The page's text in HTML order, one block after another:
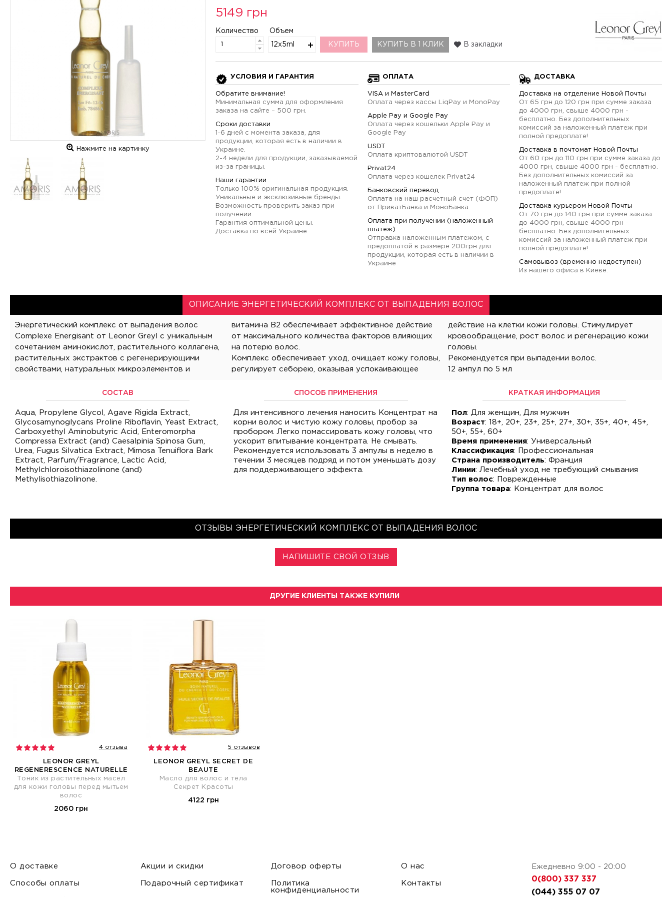
Нажмите на картинку
5149 грн
Количество Объем
12x5ml КУПИТЬ КУПИТЬ В 1 КЛИК В закладки
УСЛОВИЯ И ГАРАНТИЯ
Обратите внимание!
Минимальная сумма для оформления
заказа на сайте – 500 грн.
Сроки доставки
1-6 дней с момента заказа, для
продукции, которая есть в наличии в
Украине.
2-4 недели для продукции, заказываемой
из-за границы.
Наши гарантии
Только 100% оригинальная продукция.
Уникальные и эксклюзивные бренды.
Возможность проверить заказ при
получении.
Гарантия оптимальной цены.
Доставка по всей Украине.
ОПЛАТА
VISA и MasterCard
Оплата через кассы LiqPay и MonoPay
Apple Pay и Google Pay
Оплата через кошельки Apple Pay и
Google Pay
USDT
Оплата криптовалютой USDT
Privat24
Оплата через кошелек Privat24
Банковский перевод
Оплата на наш расчетный счет (ФОП)
от ПриватБанка и МоноБанка
Оплата при получении (наложенный
платеж)
Отправка наложенным платежом, с
предоплатой в размере 200грн для
продукции, которая есть в наличии в
Украине
ДОСТАВКА
Доставка на отделение Новой Почты
От 65 грн до 120 грн при сумме заказа
до 4000 грн, свыше 4000 грн -
бесплатно. Без дополнительных
комиссий за наложенный платеж при
полной предоплате!
Доставка в почтомат Новой Почты
От 60 грн до 110 грн при сумме заказа до
4000 грн, свыше 4000 грн - бесплатно.
Без дополнительных комиссий за
наложенный платеж при полной
предоплате!
Доставка курьером Новой Почты
От 70 грн до 140 грн при сумме заказа
до 4000 грн, свыше 4000 грн -
бесплатно. Без дополнительных
комиссий за наложенный платеж при
полной предоплате!
Самовывоз (временно недоступен)
Из нашего офиса в Киеве.
ОПИСАНИЕ ЭНЕРГЕТИЧЕСКИЙ КОМПЛЕКС ОТ ВЫПАДЕНИЯ ВОЛОС
Энергетический комплекс от выпадения волос
Complexe Energisant от Leonor Greyl с уникальным
сочетанием аминокислот, растительного коллагена,
растительных экстрактов с регенерирующими
свойствами, натуральных микроэлементов и
витамина B2 обеспечивает эффективное действие
от максимального количества факторов влияющих
на потерю волос.
Комплекс обеспечивает уход, очищает кожу головы,
регулирует себорею, оказывая успокаивающее
действие на клетки кожи головы. Стимулирует
кровообращение, рост волос и регенерацию кожи
головы.
Рекомендуется при выпадении волос.
12 ампул по 5 мл
СОСТАВ
Aqua, Propylene Glycol, Agave Rigida Extract,
Glycosamynoglycans Proline Riboflavin, Yeast Extract,
Carboxyethyl Aminobutyric Acid, Enteromorpha
Compressa Extract (and) Caesalpinia Spinosa Gum,
Urea, Fugus Silvatica Extract, Mimosa Tenuiflora Bark
Extract, Parfum/Fragrance, Lactic Acid,
Methylchloroisothiazolinone (and)
Methylisothiazolinone.
СПОСОБ ПРИМЕНЕНИЯ
Для интенсивного лечения наносить Концентрат на
корни волос и чистую кожу головы, пробор за
пробором. Легко помассировать кожу головы, что
ускорит впитывание концентрата. Не смывать.
Рекомендуется использовать 3 ампулы в неделю в
течении 3 месяцев подряд и потом уменьшать дозу
для поддерживающего эффекта.
КРАТКАЯ ИНФОРМАЦИЯ
Пол: Для женщин, Для мужчин
Возраст: 18+, 20+, 23+, 25+, 27+, 30+, 35+, 40+, 45+,
50+, 55+, 60+
Время применения: Универсальный
Классификация: Профессиональная
Страна производитель: Франция
Линии: Лечебный уход не требующий смывания
Тип волос: Поврежденные
Группа товара: Концентрат для волос
ОТЗЫВЫ ЭНЕРГЕТИЧЕСКИЙ КОМПЛЕКС ОТ ВЫПАДЕНИЯ ВОЛОС
НАПИШИТЕ СВОЙ ОТЗЫВ
ДРУГИЕ КЛИЕНТЫ ТАКЖЕ КУПИЛИ
4 отзыва
LEONOR GREYL
REGENERESCENCE NATURELLE
Тоник из растительных масел
для кожи головы перед мытьем
волос
2060 грн
5 отзывов
LEONOR GREYL SECRET DE
BEAUTE
Масло для волос и тела
Секрет Красоты
4122 грн
О доставке
Способы оплаты
Акции и скидки
Подарочный сертификат
Договор оферты
Политика
конфиденциальности
О нас
Контакты
Ежедневно 9:00 - 20:00
0(800) 337 337
(044) 355 07 07